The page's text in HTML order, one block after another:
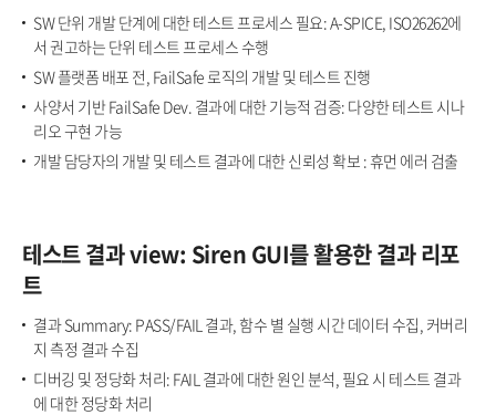
SW 단위 개발 단계에 대한 테스트 프로세스 필요: A-SPICE, ISO26262에
서 권고하는 단위 테스트 프로세스 수행​
SW 플랫폼 배포 전, FailSafe 로직의 개발 및 테스트 진행​
사양서 기반 FailSafe Dev. 결과에 대한 기능적 검증: 다양한 테스트 시나
리오 구현 가능​
개발 담당자의 개발 및 테스트 결과에 대한 신뢰성 확보 : 휴먼 에러 검출​
테스트 결과 view: Siren GUI를 활용한 결과 리포
트
결과 Summary: PASS/FAIL 결과, 함수 별 실행 시간 데이터 수집, 커버리
지 측정 결과 수집​​​
디버깅 및 정당화 처리: FAIL 결과에 대한 원인 분석, 필요 시 테스트 결과
에 대한 정당화 처리​​